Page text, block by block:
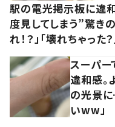
駅の電光掲示板に違
度見してしまう”驚き
れ！？」「壊れちゃった？
スーパー
違和感。
の光景に
いww」